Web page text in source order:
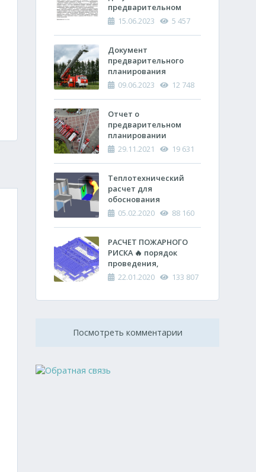
предварительном
планировании
подразделений по
тушению пожара
15.06.2023 5 457
Документ
предварительного
планирования
действий по тушению
спасательных работ
(ОПП)
09.06.2023 12 748
Отчет о
предварительном
планировании
действий пожарно-
тушению пожара и
проведению
аварийно-
спасательных работ
29.11.2021 19 631
Теплотехнический
расчет ​для
обоснования
противопожарных
05.02.2020 88 160
РАСЧЕТ ПОЖАРНОГО
РИСКА 🔥 порядок
проведения,
оформления и
22.01.2020 133 807
Посмотреть комментарии